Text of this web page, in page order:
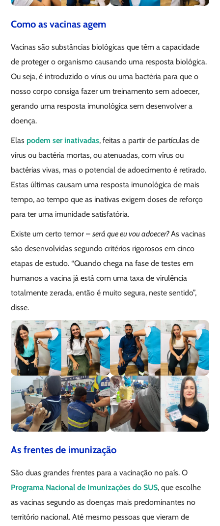
Como as vacinas agem
Vacinas são substâncias biológicas que têm a capacidade
de proteger o organismo causando uma resposta biológica.
Ou seja, é introduzido o vírus ou uma bactéria para que o
nosso corpo consiga fazer um treinamento sem adoecer,
gerando uma resposta imunológica sem desenvolver a
doença.
Elas podem ser inativadas, feitas a partir de partículas de
vírus ou bactéria mortas, ou atenuadas, com vírus ou
bactérias vivas, mas o potencial de adoecimento é retirado.
Estas últimas causam uma resposta imunológica de mais
tempo, ao tempo que as inativas exigem doses de reforço
para ter uma imunidade satisfatória.
Existe um certo temor –será que eu vou adoecer?As vacinas
são desenvolvidas segundo critérios rigorosos em cinco
etapas de estudo. “Quando chega na fase de testes em
humanos a vacina já está com uma taxa de virulência
totalmente zerada, então é muito segura, neste sentido”,
disse.
As frentes de imunização
São duas grandes frentes para a vacinação no país. O
Programa Nacional de Imunizações do SUS, que escolhe
as vacinas segundo as doenças mais predominantes no
território nacional. Até mesmo pessoas que vieram de